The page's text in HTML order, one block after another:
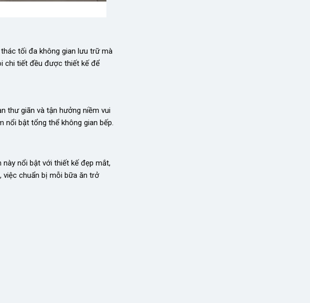
tối đa không gian lưu trữ mà
chi tiết đều được thiết kế để
thư giãn và tận hưởng niềm vui
nổi bật tổng thể không gian bếp.
này nổi bật với thiết kế đẹp mắt,
việc chuẩn bị mỗi bữa ăn trở